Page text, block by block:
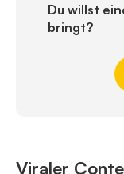
Du willst
bringt?
Viraler